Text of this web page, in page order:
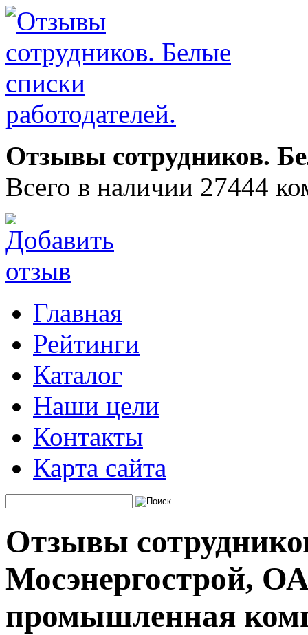
Отзывы сотрудников.
Всего в наличии 27444
Главная
Рейтинги
Каталог
Наши цели
Контакты
Карта сайта
Отзывы
Мосэнергострой,
промышленная